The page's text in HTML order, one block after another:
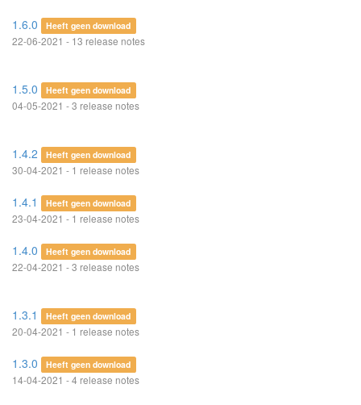
1.6.0 Heeft geen download
22-06-2021 - 13 release notes
1.5.0 Heeft geen download
04-05-2021 - 3 release notes
1.4.2 Heeft geen download
30-04-2021 - 1 release notes
1.4.1 Heeft geen download
23-04-2021 - 1 release notes
1.4.0 Heeft geen download
22-04-2021 - 3 release notes
1.3.1 Heeft geen download
20-04-2021 - 1 release notes
1.3.0 Heeft geen download
14-04-2021 - 4 release notes